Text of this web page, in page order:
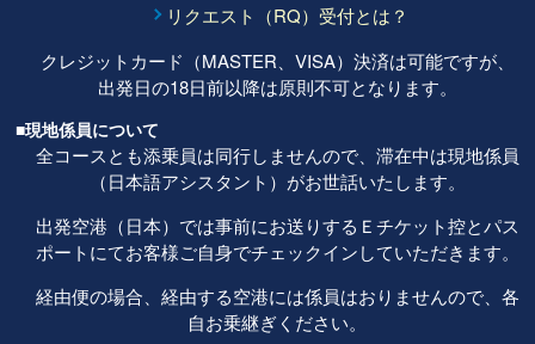
リクエスト（RQ）受付とは？
クレジットカード（MASTER、VISA）決済は可能ですが、
出発日の18日前以降は原則不可となります。
■現地係員について
全コースとも添乗員は同行しませんので、滞在中は現地係員
（日本語アシスタント）がお世話いたします。
出発空港（日本）では事前にお送りするＥチケット控とパス
ポートにてお客様ご自身でチェックインしていただきます。
経由便の場合、経由する空港には係員はおりませんので、各
自お乗継ぎください。